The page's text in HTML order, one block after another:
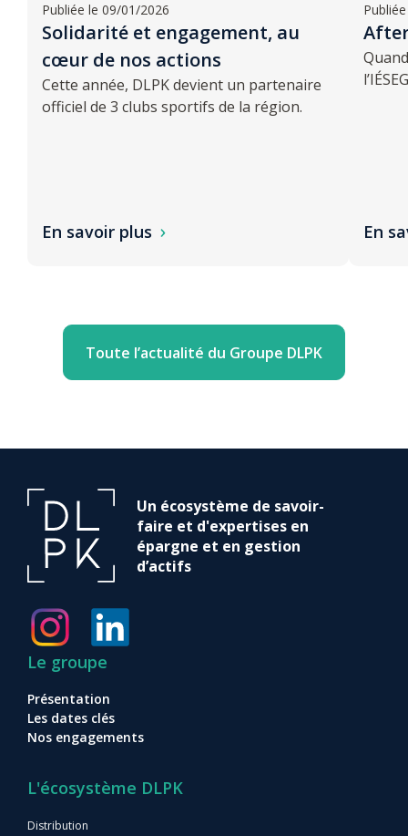
Publiée le 09/01/2026
Solidarité et engagement, au
cœur de nos actions
Cette année, DLPK devient un partenaire
officiel de 3 clubs sportifs de la région.
En savoir plus
l’IÉSEG
En
Toute l’actualité du Groupe DLPK
Un écosystème de savoir-
faire et d'expertises en
épargne et en gestion
d’actifs
Le groupe
Présentation
Les dates clés
Nos engagements
L'écosystème DLPK
Distribution